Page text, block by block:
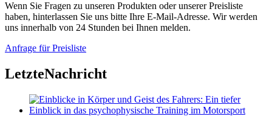
Wenn Sie Fragen zu unseren Produkten oder unserer Preisliste
haben, hinterlassen Sie uns bitte Ihre E-Mail-Adresse. Wir werden
uns innerhalb von 24 Stunden bei Ihnen melden.
Anfrage für Preisliste
LetzteNachricht